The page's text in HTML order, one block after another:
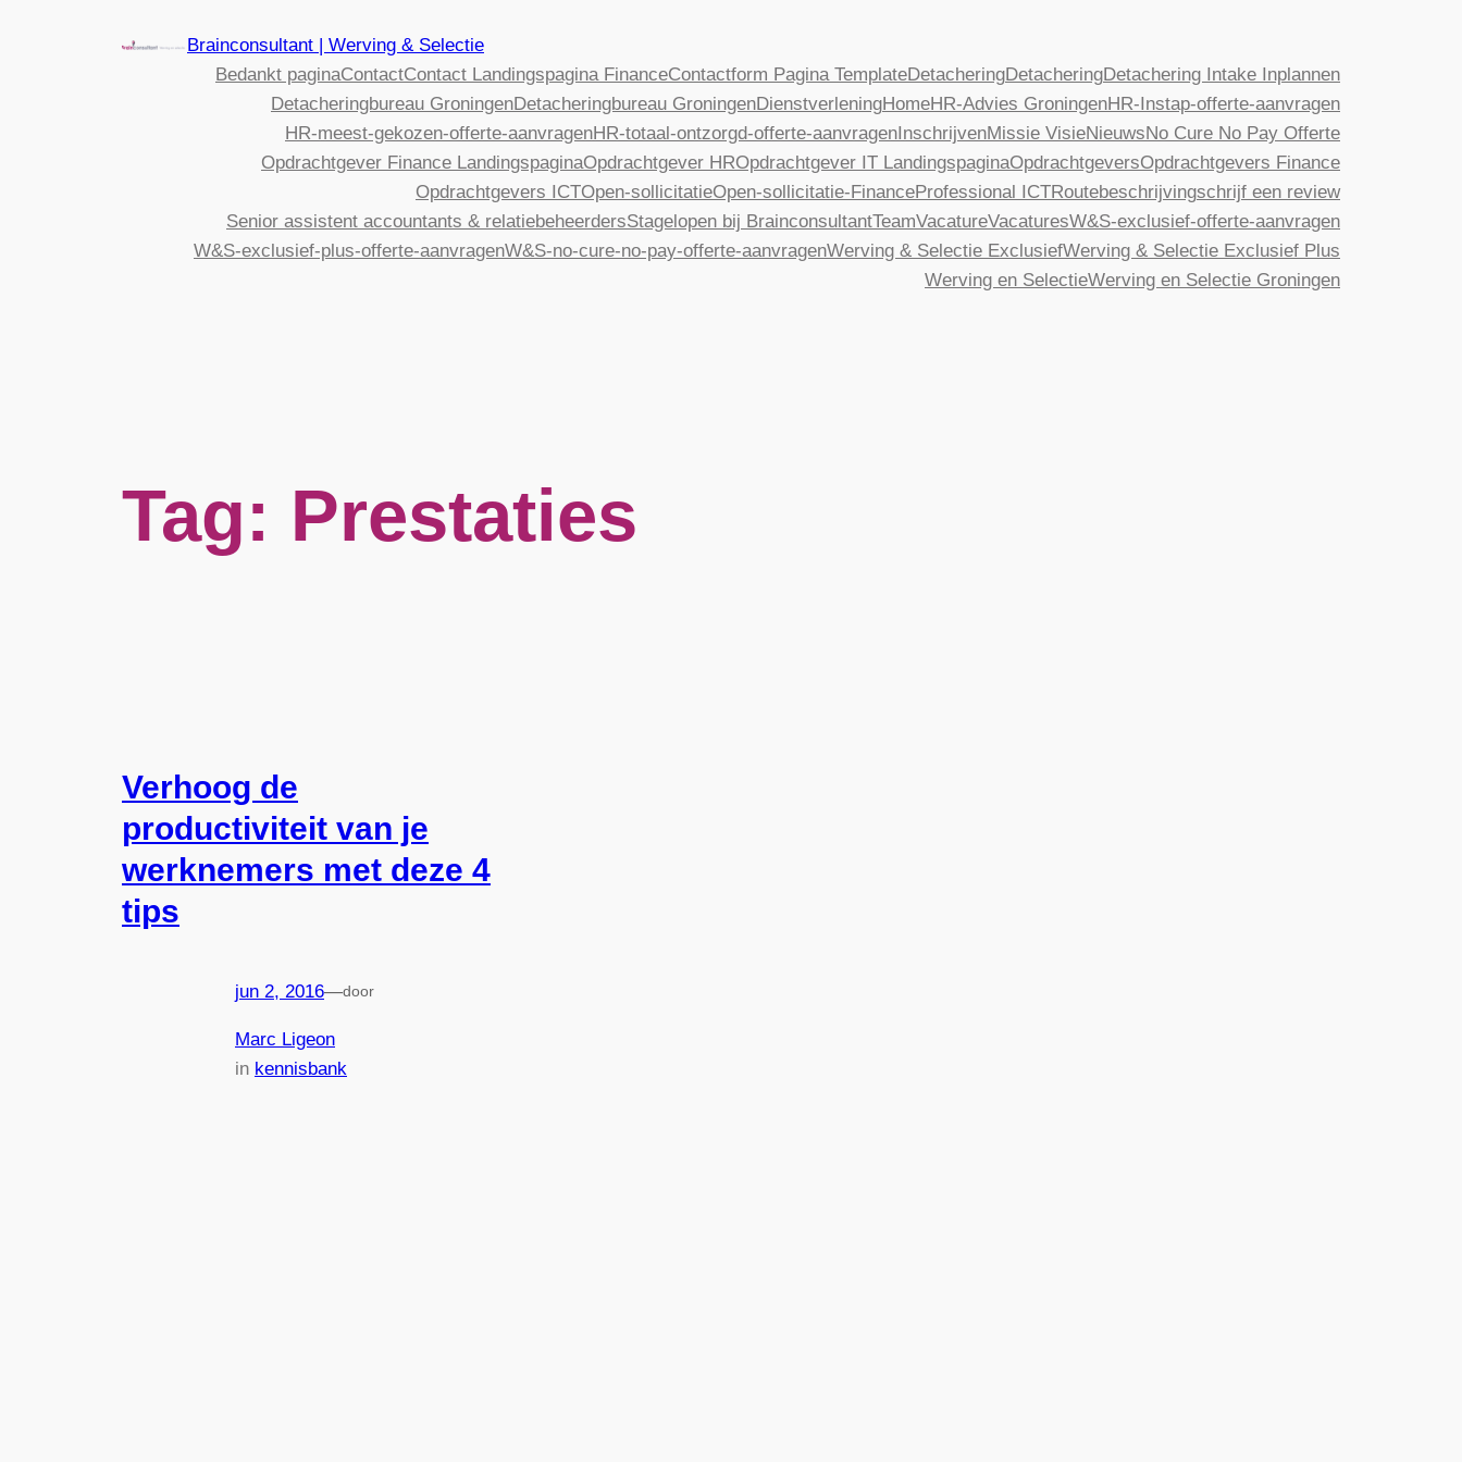
Brainconsultant | Werving & Selectie
Bedankt paginaContactContact Landingspagina FinanceContactform Pagina TemplateDetacheringDetacheringDetachering Intake Inplannen
Detacheringbureau GroningenDetacheringbureau GroningenDienstverleningHomeHR-Advies GroningenHR-Instap-offerte-aanvragen
HR-meest-gekozen-offerte-aanvragenHR-totaal-ontzorgd-offerte-aanvragenInschrijvenMissie VisieNieuwsNo Cure No Pay Offerte
Opdrachtgever Finance LandingspaginaOpdrachtgever HROpdrachtgever IT LandingspaginaOpdrachtgeversOpdrachtgevers Finance
Opdrachtgevers ICTOpen-sollicitatieOpen-sollicitatie-FinanceProfessional ICTRoutebeschrijvingschrijf een review
Senior assistent accountants & relatiebeheerdersStagelopen bij BrainconsultantTeamVacatureVacaturesW&S-exclusief-offerte-aanvragen
W&S-exclusief-plus-offerte-aanvragenW&S-no-cure-no-pay-offerte-aanvragenWerving & Selectie ExclusiefWerving & Selectie Exclusief Plus
Werving en SelectieWerving en Selectie Groningen
Tag: Prestaties
Verhoog de
productiviteit van je
werknemers met deze 4
tips
jun 2, 2016—door
Marc Ligeon
in kennisbank